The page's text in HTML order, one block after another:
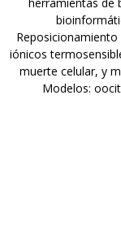
iónicos
muerte celular, y
Modelos: